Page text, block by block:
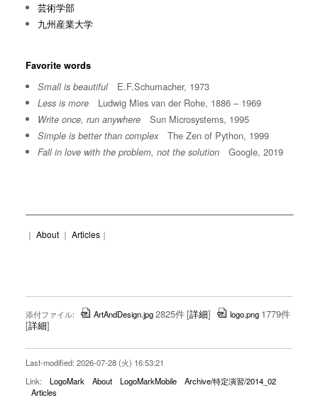
芸術学部
九州産業大学
Favorite words
Small is beautifulE.F.Schumacher, 1973
Less is more Ludwig Mies van der Rohe, 1886 – 1969
Write once, run anywhere Sun Microsystems, 1995
Simple is better than complexThe Zen of Python, 1999
Fall in love with the problem, not the solution Google, 2019
｜ About｜ Articles｜
添付ファイル: ArtAndDesign.jpg2825件[詳細] logo.png 1779件
[詳細]
Last-modified: 2026-07-28 (火) 16:53:21
Link:
LogoMark About LogoMarkMobile
Archive/特定演習/2014_02
Articles